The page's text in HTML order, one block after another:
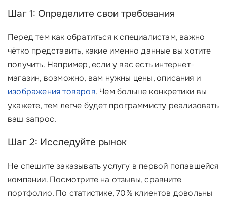
Шаг 1: Определите свои требования
Перед тем как обратиться к специалистам, важно
чётко представить, какие именно данные вы хотите
получить. Например, если у вас есть интернет-
магазин, возможно, вам нужны цены, описания и
изображения товаров. Чем больше конкретики вы
укажете, тем легче будет программисту реализовать
ваш запрос.
Шаг 2: Исследуйте рынок
Не спешите заказывать услугу в первой попавшейся
компании. Посмотрите на отзывы, сравните
портфолио. По статистике, 70% клиентов довольны